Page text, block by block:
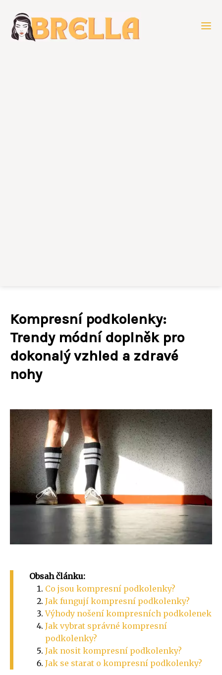
Kompresní podkolenky:
Trendy módní doplněk pro
dokonalý vzhled a zdravé
nohy
Obsah článku:
Co jsou kompresní podkolenky?
Jak fungují kompresní podkolenky?
Výhody nošení kompresních podkolenek
Jak vybrat správné kompresní
podkolenky?
Jak nosit kompresní podkolenky?
Jak se starat o kompresní podkolenky?